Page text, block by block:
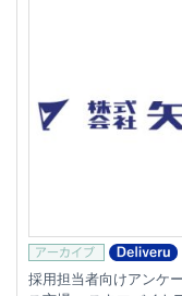
採用担当者向けアンケ